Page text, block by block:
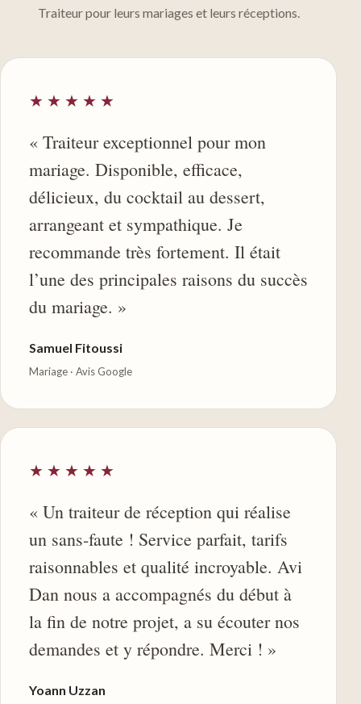
Traiteur pour leurs mariages et leurs réceptions.
★★★★★
« Traiteur exceptionnel pour mon
mariage. Disponible, efficace,
délicieux, du cocktail au dessert,
arrangeant et sympathique. Je
recommande très fortement. Il était
l’une des principales raisons du succès
du mariage. »
Samuel Fitoussi
Mariage · Avis Google
★★★★★
« Un traiteur de réception qui réalise
un sans-faute ! Service parfait, tarifs
raisonnables et qualité incroyable. Avi
Dan nous a accompagnés du début à
la fin de notre projet, a su écouter nos
demandes et y répondre. Merci ! »
Yoann Uzzan